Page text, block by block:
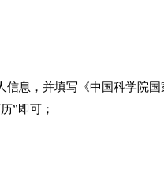
息，并填写《中国科学院国
”即可；